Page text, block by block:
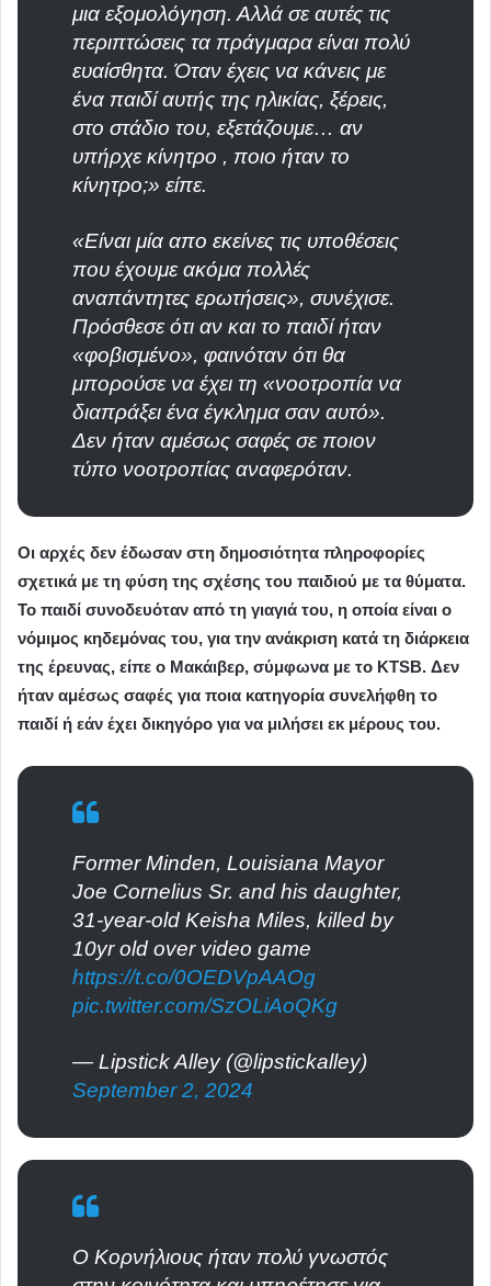
μια εξομολόγηση. Αλλά σε αυτές τις
περιπτώσεις τα πράγμαρα είναι πολύ
ευαίσθητα. Όταν έχεις να κάνεις με
ένα παιδί αυτής της ηλικίας, ξέρεις,
στο στάδιο του, εξετάζουμε… αν
υπήρχε κίνητρο , ποιο ήταν το
κίνητρο;» είπε.
«Είναι μία απο εκείνες τις υποθέσεις
που έχουμε ακόμα πολλές
αναπάντητες ερωτήσεις», συνέχισε.
Πρόσθεσε ότι αν και το παιδί ήταν
«φοβισμένο», φαινόταν ότι θα
μπορούσε να έχει τη «νοοτροπία να
διαπράξει ένα έγκλημα σαν αυτό».
Δεν ήταν αμέσως σαφές σε ποιον
τύπο νοοτροπίας αναφερόταν.
Οι αρχές δεν έδωσαν στη δημοσιότητα πληροφορίες
σχετικά με τη φύση της σχέσης του παιδιού με τα θύματα.
Το παιδί συνοδευόταν από τη γιαγιά του, η οποία είναι ο
νόμιμος κηδεμόνας του, για την ανάκριση κατά τη διάρκεια
της έρευνας, είπε ο Mακάιβερ, σύμφωνα με το KTSB. Δεν
ήταν αμέσως σαφές για ποια κατηγορία συνελήφθη το
παιδί ή εάν έχει δικηγόρο για να μιλήσει εκ μέρους του.
Former Minden, Louisiana Mayor
Joe Cornelius Sr. and his daughter,
31-year-old Keisha Miles, killed by
10yr old over video game
https://t.co/0OEDVpAAOg
pic.twitter.com/SzOLiAoQKg
— Lipstick Alley (@lipstickalley)
September 2, 2024
Ο Κορνήλιους ήταν πολύ γνωστός